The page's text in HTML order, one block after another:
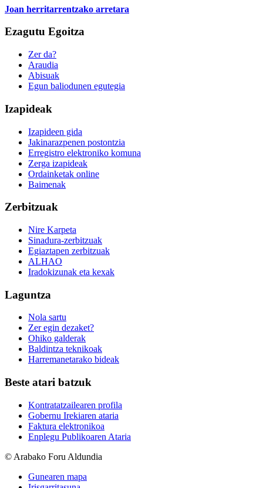
Joan herritarrentzako arretara
Ezagutu Egoitza
Zer da?
Araudia
Abisuak
Egun baliodunen egutegia
Izapideak
Izapideen gida
Jakinarazpenen postontzia
Erregistro elektroniko komuna
Zerga izapideak
Ordainketak online
Baimenak
Zerbitzuak
Nire Karpeta
Sinadura-zerbitzuak
Egiaztapen zerbitzuak
ALHAO
Iradokizunak eta kexak
Laguntza
Nola sartu
Zer egin dezaket?
Ohiko galderak
Baldintza teknikoak
Harremanetarako bideak
Beste atari batzuk
Kontratatzailearen profila
Gobernu Irekiaren ataria
Faktura elektronikoa
Enplegu Publikoaren Ataria
© Arabako Foru Aldundia
Gunearen mapa